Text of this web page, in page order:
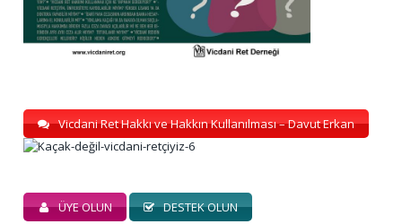
Vicdani Ret Hakkı ve Hakkın Kullanılması – Davut Erkan
ÜYE OLUN DESTEK OLUN